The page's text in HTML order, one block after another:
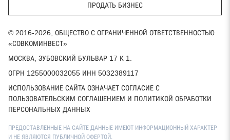
ПРОДАТЬ БИЗНЕС
© 2016-2026, ОБЩЕСТВО С ОГРАНИЧЕННОЙ ОТВЕТСТВЕННОСТЬЮ
«СОВКОМИНВЕСТ»
МОСКВА, ЗУБОВСКИЙ БУЛЬВАР 17 К 1.
ОГРН 1255000032055 ИНН 5032389117
ИСПОЛЬЗОВАНИЕ САЙТА ОЗНАЧАЕТ СОГЛАСИЕ С
ПОЛЬЗОВАТЕЛЬСКИМ СОГЛАШЕНИЕМ И ПОЛИТИКОЙ ОБРАБОТКИ
ПЕРСОНАЛЬНЫХ ДАННЫХ
ПРЕДОСТАВЛЕННЫЕ НА САЙТЕ ДАННЫЕ ИМЕЮТ ИНФОРМАЦИОННЫЙ ХАРАКТЕР
И НЕ ЯВЛЯЮТСЯ ПУБЛИЧНОЙ ОФЕРТОЙ.